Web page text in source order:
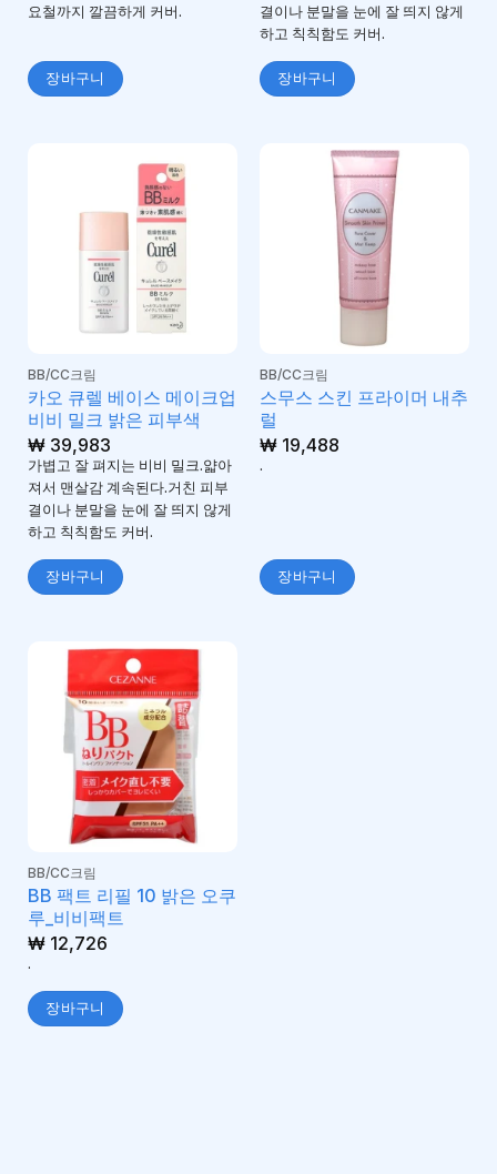
요철까지 깔끔하게 커버.
장바구니
결이나 분말을 눈에 잘 띄지 않게
하고 칙칙함도 커버.
장바구니
BB/CC크림
카오 큐렐 베이스 메이크업
비비 밀크 밝은 피부색
₩39,983
가볍고 잘 펴지는 비비 밀크.얇아
져서 맨살감 계속된다.거친 피부
결이나 분말을 눈에 잘 띄지 않게
하고 칙칙함도 커버.
장바구니
BB/CC크림
스무스 스킨 프라이머 내추
럴
₩19,488
.
장바구니
BB/CC크림
BB 팩트 리필 10 밝은 오쿠
루_비비팩트
₩12,726
.
장바구니